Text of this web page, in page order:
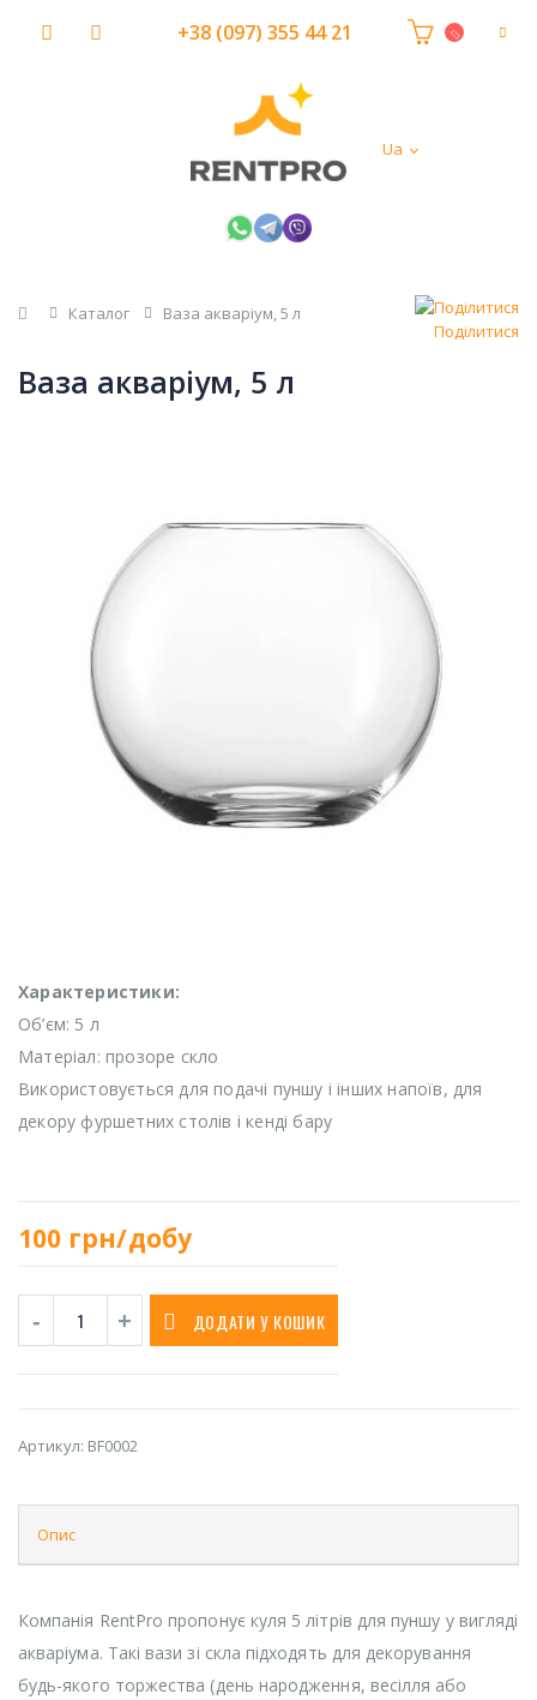
Ua
+38 (097) 355 44 21
Головна
Каталог
Ваза акваріум, 5 л
Поділитися
Ваза акваріум, 5 л
Характеристики:
Об’єм: 5 л
Матеріал: прозоре скло
Використовується для подачі пуншу і інших напоїв, для
декору фуршетних столів і кенді бару
100 грн/добу
ДОДАТИ У КОШИК
Артикул: BF0002
Опис
Компанія RentPro пропонує куля 5 літрів для пуншу у вигляді
акваріума. Такі вази зі скла підходять для декорування
будь-якого торжества (день народження, весілля або